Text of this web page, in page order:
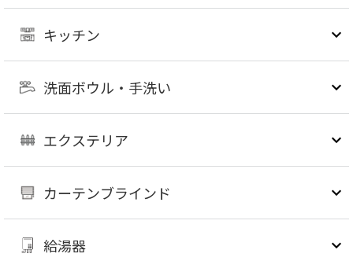
キッチン
洗面ボウル・手洗い
エクステリア
カーテンブラインド
給湯器